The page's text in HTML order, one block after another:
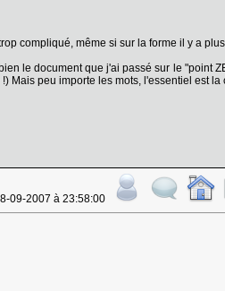
compliqué, même si sur la forme il y a
le document que j'ai passé sur le "point
Mais peu importe les mots, l'essentiel est la
09-2007 à 23:58:00